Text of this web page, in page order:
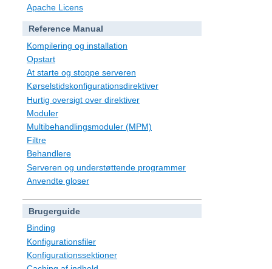
Apache Licens
Reference Manual
Kompilering og installation
Opstart
At starte og stoppe serveren
Kørselstidskonfigurationsdirektiver
Hurtig oversigt over direktiver
Moduler
Multibehandlingsmoduler (MPM)
Filtre
Behandlere
Serveren og understøttende programmer
Anvendte gloser
Brugerguide
Binding
Konfigurationsfiler
Konfigurationssektioner